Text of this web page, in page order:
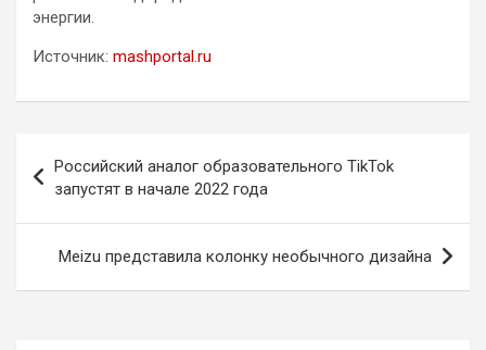
энергии.
Источник: mashportal.ru
по
записям
Российский аналог образовательного TikTok
запустят в начале 2022 года
Meizu представила колонку необычного дизайна